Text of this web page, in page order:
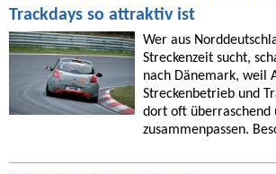
Trackdays so attraktiv ist
Wer aus
Streckenzeit sucht,
nach Dänemark, weil
Streckenbetrieb und
dort oft überraschend
zusammenpassen.